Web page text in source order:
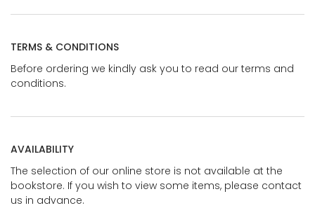
TERMS & CONDITIONS
Before ordering we kindly ask you to read our terms and
conditions.
AVAILABILITY
The selection of our online store is not available at the
bookstore. If you wish to view some items, please contact
us in advance.